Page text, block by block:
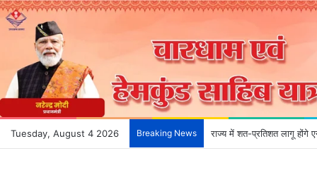
Tuesday, August 4 2026 Breaking News राज्य में शत-प्रतिशत लागू होंगे